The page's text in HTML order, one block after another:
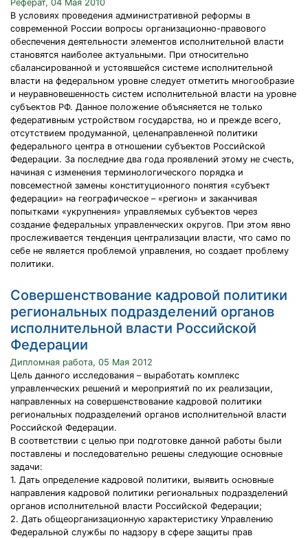
Реферат, 04 Мая 2010
В условиях проведения административной реформы в
современной России вопросы организационно-правового
обеспечения деятельности элементов исполнительной власти
становятся наиболее актуальными. При относительно
сбалансированной и устоявшейся системе исполнительной
власти на федеральном уровне следует отметить многообразие
и неуравновешенность систем исполнительной власти на уровне
субъектов РФ. Данное положение объясняется не только
федеративным устройством государства, но и прежде всего,
отсутствием продуманной, целенаправленной политики
федерального центра в отношении субъектов Российской
Федерации. За последние два года проявлений этому не счесть,
начиная с изменения терминологического порядка и
повсеместной замены конституционного понятия «субъект
федерации» на географическое – «регион» и заканчивая
попытками «укрупнения» управляемых субъектов через
создание федеральных управленческих округов. При этом явно
прослеживается тенденция централизации власти, что само по
себе не является проблемой управления, но создает проблему
политики.
Совершенствование кадровой политики
региональных подразделений органов
исполнительной власти Российской
Федерации
Дипломная работа, 05 Мая 2012
Цель данного исследования – выработать комплекс
управленческих решений и мероприятий по их реализации,
направленных на совершенствование кадровой политики
региональных подразделений органов исполнительной власти
Российской Федерации.
В соответствии с целью при подготовке данной работы были
поставлены и последовательно решены следующие основные
задачи:
1. Дать определение кадровой политики, выявить основные
направления кадровой политики региональных подразделений
органов исполнительной власти Российской Федерации;
2. Дать общеорганизационную характеристику Управлению
Федеральной службы по надзору в сфере защиты прав